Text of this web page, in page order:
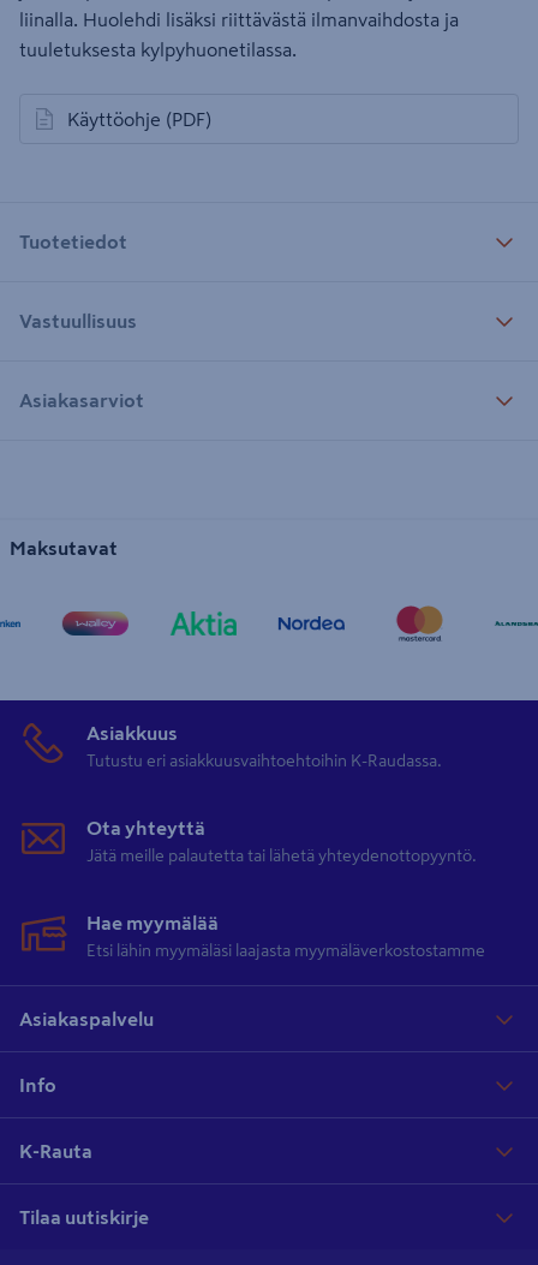
liinalla. Huolehdi lisäksi riittävästä ilmanvaihdosta ja
tuuletuksesta kylpyhuonetilassa.
Käyttöohje (PDF)
avautuu uuteen välilehteen
Tuotetiedot
Vastuullisuus
Asiakasarviot
Maksutavat
Asiakkuus
Tutustu eri asiakkuusvaihtoehtoihin K-Raudassa.
Ota yhteyttä
Jätä meille palautetta tai lähetä yhteydenottopyyntö.
Hae myymälää
Etsi lähin myymäläsi laajasta myymäläverkostostamme
Asiakaspalvelu
Info
K-Rauta
Tilaa uutiskirje